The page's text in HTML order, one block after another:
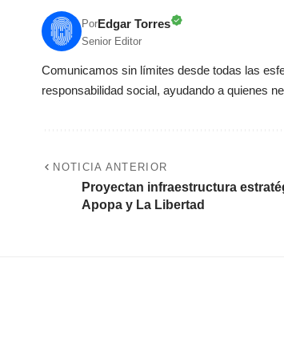
PorEdgar Torres
Senior Editor
Comunicamos sin límites desde todas las
responsabilidad social, ayudando a quienes
NOTICIA ANTERIOR
Proyectan infraestructura
Apopa y La Libertad